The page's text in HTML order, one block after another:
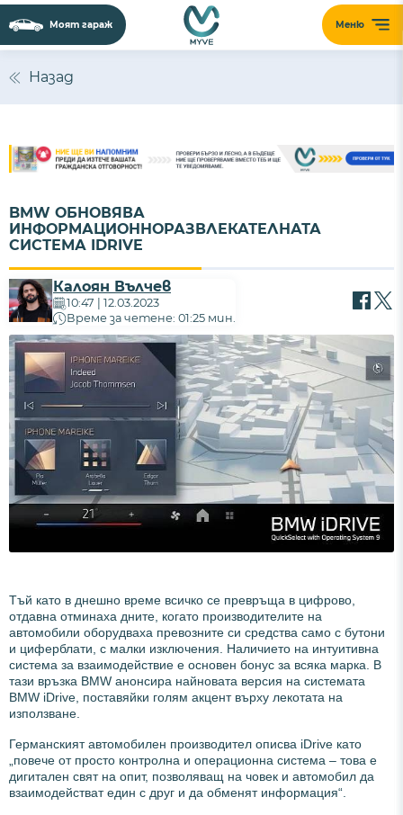
Меню
Моят гараж
Назад
BMW ОБНОВЯВА
ИНФОРМАЦИОННОРАЗВЛЕКАТЕЛНАТА
СИСТЕМА IDRIVE
Калоян Вълчев
10:47 | 12.03.2023
Време за четене: 01:25 мин.
Тъй като в днешно време всичко се превръща в цифрово,
отдавна отминаха дните, когато производителите на
автомобили оборудваха превозните си средства само с бутони
и циферблати, с малки изключения. Наличието на интуитивна
система за взаимодействие е основен бонус за всяка марка. В
тази връзка BMW анонсира найновата версия на системата
BMW iDrive, поставяйки голям акцент върху лекотата на
използване.
Германският автомобилен производител описва iDrive като
„повече от просто контролна и операционна система – това е
дигитален свят на опит, позволяващ на човек и автомобил да
взаимодействат един с друг и да обменят информация“.